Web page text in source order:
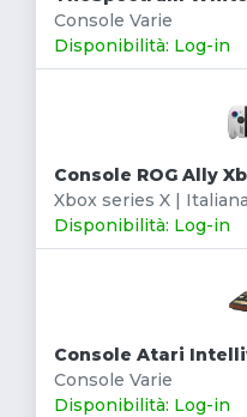
Console Varie
Disponibilità: Log-in
Console ROG Ally
Xbox series X | Italiana
Disponibilità: Log-in
Console Atari
Console Varie
Disponibilità: Log-in